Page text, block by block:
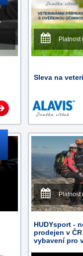
Platnost
Sleva na
Platnost
HUDYsport -
prodejen v
vybavení pro